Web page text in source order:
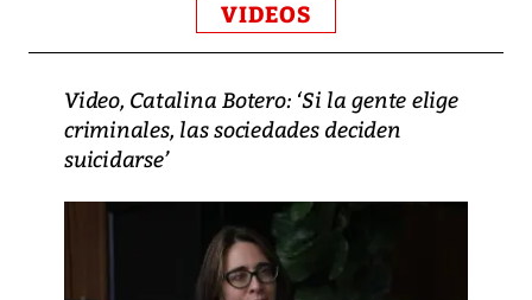
VIDEOS
Video, Catalina Botero: ‘Si la gente elige
criminales, las sociedades deciden
suicidarse’